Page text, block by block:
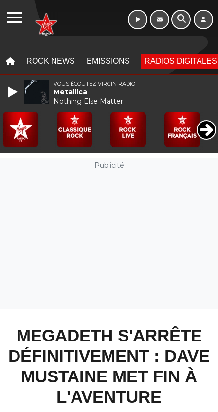
ROCK NEWS EMISSIONS RADIOS DIGITALES
Publicité
MEGADETH S'ARRÊTE
DÉFINITIVEMENT : DAVE
MUSTAINE MET FIN À
L'AVENTURE
VOUS ÉCOUTEZ VIRGIN RADIO
Metallica
Nothing Else Matter
WEBRADIO